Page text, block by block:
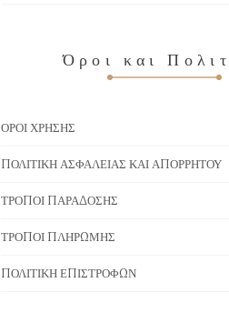
Όροι και
ΌΡΟΙ ΧΡΉΣΗΣ
ΠΟΛΙΤΙΚΉ ΑΣΦΆΛΕΙΑΣ ΚΑΙ ΑΠΟΡΡΉΤΟΥ
ΤΡΌΠΟΙ ΠΑΡΆΔΟΣΗΣ
ΤΡΌΠΟΙ ΠΛΗΡΩΜΉΣ
ΠΟΛΙΤΙΚΉ ΕΠΙΣΤΡΟΦΏΝ